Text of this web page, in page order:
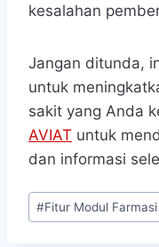
kesalahan
Jangan ditunda,
untuk
sakit yang Anda
AVIAT untuk
dan informasi
Post
Tags:
#Fitur Modul Farmasi